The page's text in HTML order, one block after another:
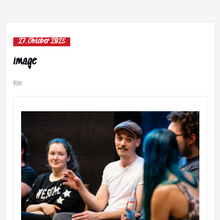
27. Oktober 2025
image
Von